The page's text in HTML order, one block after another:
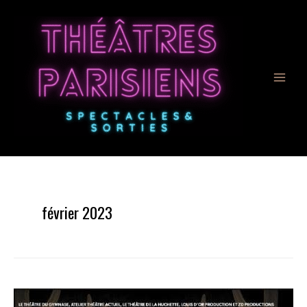
février 2023
«